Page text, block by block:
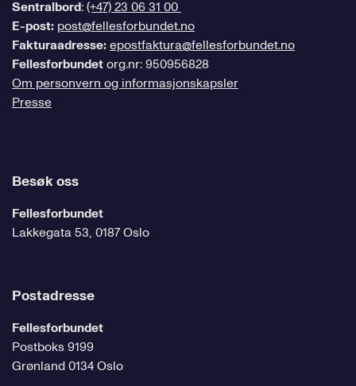
Sentralbord:(+47) 23 06 31 00
E-post: post@fellesforbundet.no
Fakturaadresse:epostfaktura@fellesforbundet.no
Fellesforbundetorg.nr: 950956828
Om personvern og informasjonskapsler
Presse
Besøk oss
Fellesforbundet
Lakkegata 53, 0187 Oslo
Postadresse
Fellesforbundet
Postboks 9199
Grønland 0134 Oslo